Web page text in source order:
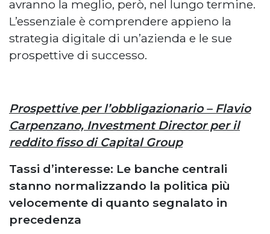
avranno la meglio, però, nel lungo termine.
L’essenziale è comprendere appieno la
strategia digitale di un’azienda e le sue
prospettive di successo.
Prospettive per l’obbligazionario – Flavio
Carpenzano, Investment Director per il
reddito fisso di Capital Group
Tassi d’interesse: Le banche centrali
stanno normalizzando la politica più
velocemente di quanto segnalato in
precedenza